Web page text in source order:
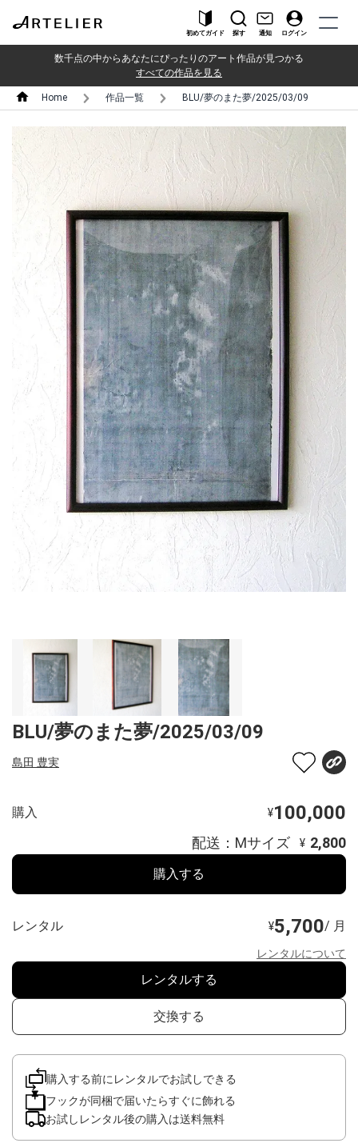
初めてガイド 探す 通知 ログイン
数千点の中からあなたにぴったりのアート作品が見つかる
すべての作品を見る
Home 作品一覧 BLU/夢のまた夢/2025/03/09
BLU/夢のまた夢/2025/03/09
島田 豊実
購入 ¥100,000
配送：Mサイズ ¥ 2,800
購入する
レンタル ¥5,700/ 月
レンタルについて
レンタルする
交換する
購入する前にレンタルでお試しできる
フックが同梱で届いたらすぐに飾れる
お試しレンタル後の購入は送料無料